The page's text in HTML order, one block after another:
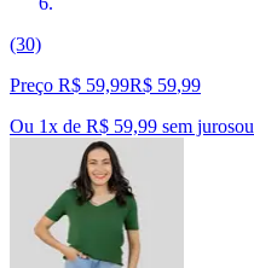
(30)
Preço R$ 59,99R$ 59,99
Ou 1x de R$ 59,99 sem jurosou